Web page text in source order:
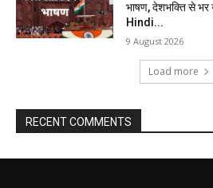
भाषण, देशभक्ति से भर
Hindi...
9 August 2026
Load more
RECENT COMMENTS